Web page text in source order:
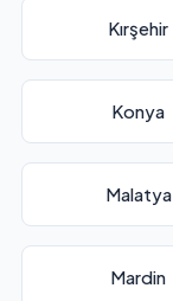
Kırşehir
Konya
Malatya
Mardin